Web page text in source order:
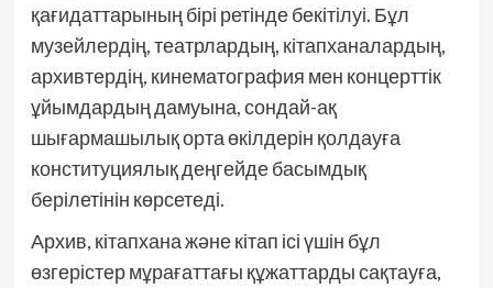
қағидаттарының бірі ретінде бекітілуі. Бұл
музейлердің, театрлардың, кітапханалардың,
архивтердің, кинематография мен концерттік
ұйымдардың дамуына, сондай-ақ
шығармашылық орта өкілдерін қолдауға
конституциялық деңгейде басымдық
берілетінін көрсетеді.
Архив, кітапхана және кітап ісі үшін бұл
өзгерістер мұрағаттағы құжаттарды сақтауға,